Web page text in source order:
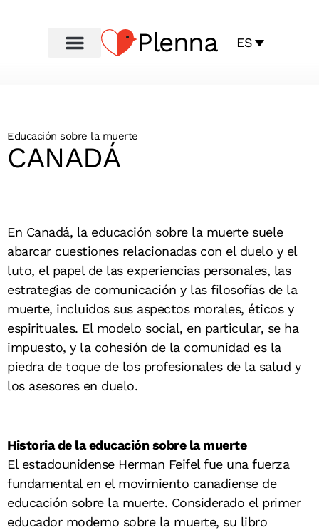
Plenna ES
Educación sobre la muerte
CANADÁ
En Canadá, la educación sobre la muerte suele
abarcar cuestiones relacionadas con el duelo y el
luto, el papel de las experiencias personales, las
estrategias de comunicación y las filosofías de la
muerte, incluidos sus aspectos morales, éticos y
espirituales. El modelo social, en particular, se ha
impuesto, y la cohesión de la comunidad es la
piedra de toque de los profesionales de la salud y
los asesores en duelo.
Historia de la educación sobre la muerte
El estadounidense Herman Feifel fue una fuerza
fundamental en el movimiento canadiense de
educación sobre la muerte. Considerado el primer
educador moderno sobre la muerte, su libro